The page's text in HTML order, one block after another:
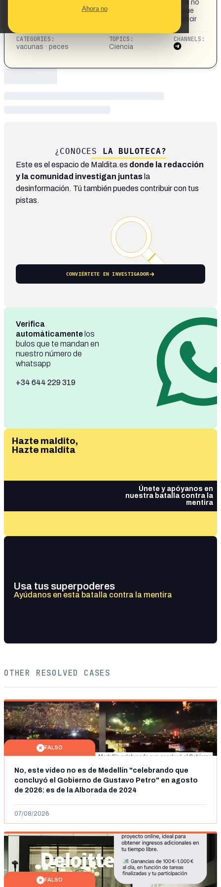
Ahora no
Están vacunando peces muertos. por que les vacunan si no
les puede salvar de ninguna enfermedad? Sera que lo que
llaman vacunas es alguna otra cosa que quieren introducir
CATEGORIES:
vacunas · peces
TOPICS:
Ciencia
CHANNELS:
¿CONOCES LA BULOTECA?
Este es el espacio de Maldita.es donde la redacción
y la comunidad investigan juntas la
desinformación. Tú también puedes contribuir con tus
pistas.
CONVIÉRTETE EN INVESTIGADOR
Verifica
automáticamente los
bulos que te mandan en
nuestro número de
whatsapp
+34 644 229 319
Hazte maldito,
Hazte maldita
Únete y apóyanos en
nuestra batalla contra la
mentira
Usa tus superpoderes
Ayúdanos en esta batalla contra la mentira
OTHER RESOLVED CASES
FALSO
No, este vídeo no es de Medellín "celebrando que
concluyó el Gobierno de Gustavo Petro" en agosto
de 2026: es de la Alborada de 2024
07/08/2026
FALSO